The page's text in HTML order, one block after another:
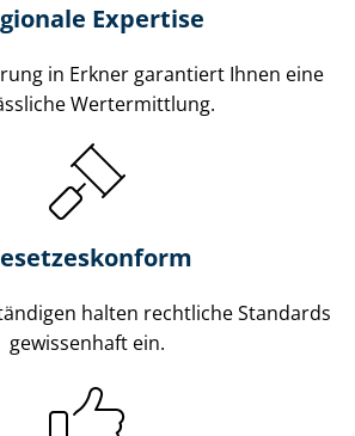
Expertise
in Erkner garantiert Ihnen eine
Wertermittlung.
halten rechtliche Standards
gewissenhaft ein.